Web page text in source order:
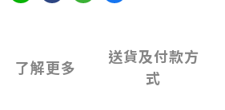
了解更多
送貨及付款方
式